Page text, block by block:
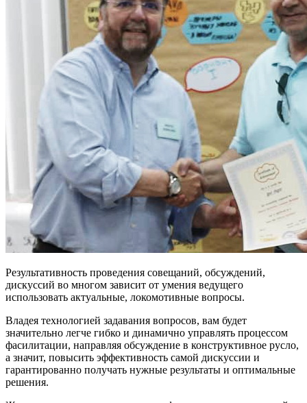
Результативность проведения совещаний, обсуждений,
дискуссий во многом зависит от умения ведущего
использовать актуальные, локомотивные вопросы.
Владея технологией задавания вопросов, вам будет
значительно легче гибко и динамично управлять процессом
фасилитации, направляя обсуждение в конструктивное русло,
а значит, повысить эффективность самой дискуссии и
гарантированно получать нужные результаты и оптимальные
решения.